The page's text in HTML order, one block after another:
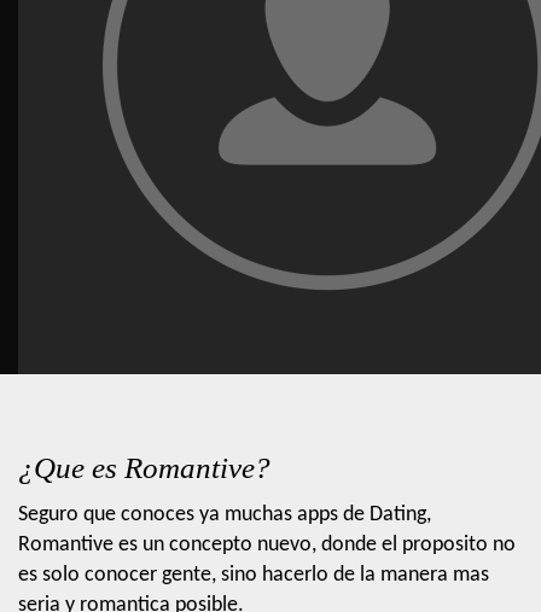
¿Que es Romantive?
Seguro que conoces ya muchas apps de Dating,
Romantive es un concepto nuevo, donde el proposito no
es solo conocer gente, sino hacerlo de la manera mas
seria y romantica posible.